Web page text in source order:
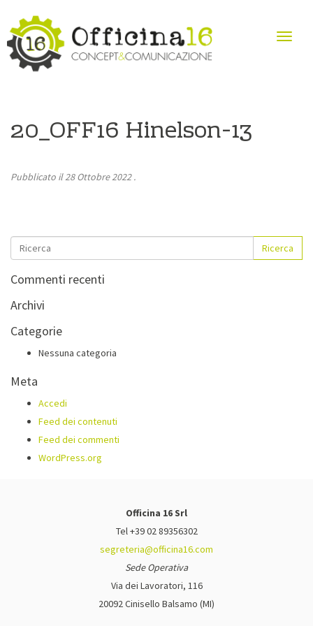
20_OFF16 Hinelson-13
Pubblicato il28 Ottobre 2022.
Ricerca
Commenti recenti
Archivi
Categorie
Nessuna categoria
Meta
Accedi
Feed dei contenuti
Feed dei commenti
WordPress.org
Officina 16 Srl
Tel +39 02 89356302
segreteria@officina16.com
Sede Operativa
Via dei Lavoratori, 116
20092 Cinisello Balsamo (MI)